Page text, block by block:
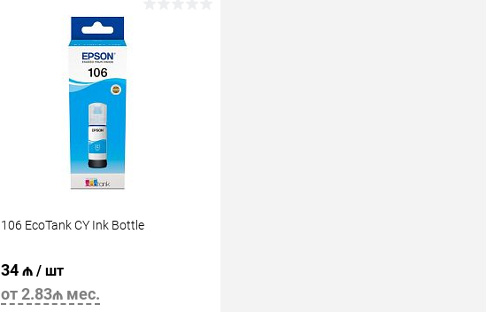
В корзину
106 EcoTank CY Ink Bottle
34 ₼ / шт
от 2.83₼ мес.